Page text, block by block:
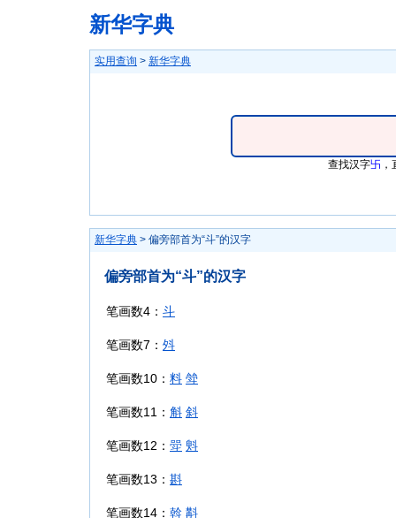
新华字典
实用查询 > 新华字典
查找汉字卐
新华字典 > 偏旁部首为“斗”的汉字
偏旁部首为“斗”的汉字
笔画数4： 斗
笔画数7： 斘
笔画数10： 料 斚
笔画数11： 斛 斜
笔画数12： 斝 斞
笔画数13： 斟
笔画数14： 斡 斠